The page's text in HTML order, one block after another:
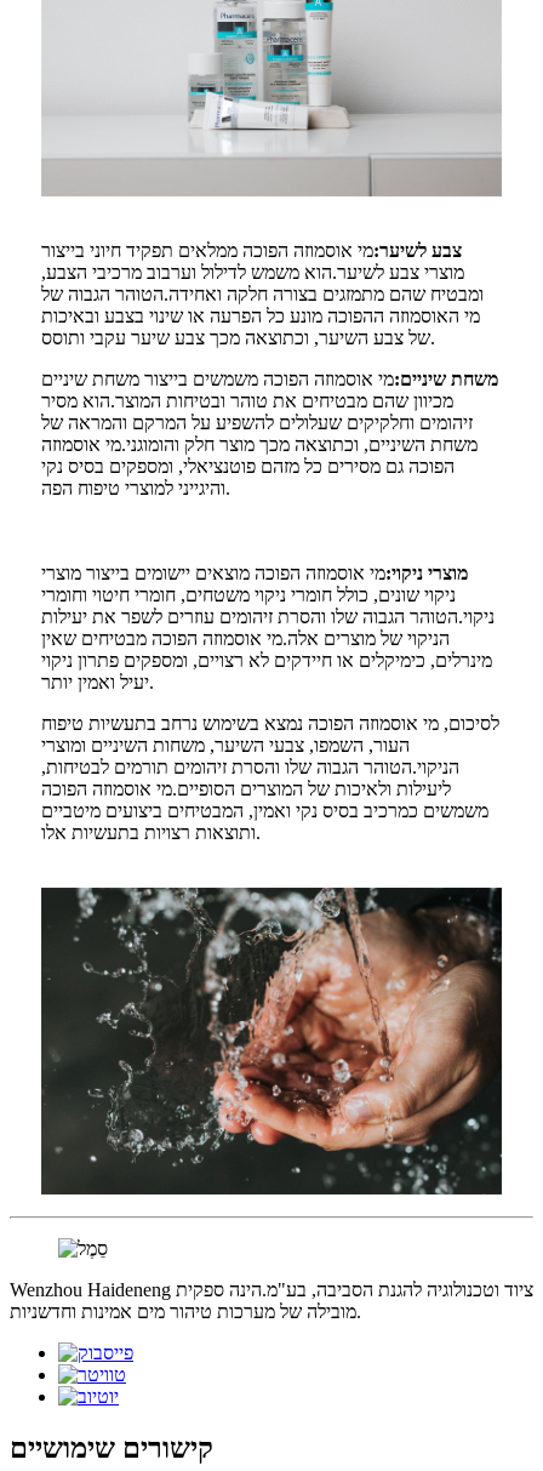
צבע לשיער:מי אוסמוזה הפוכה ממלאים תפקיד חיוני בייצור
מוצרי צבע לשיער.הוא משמש לדילול וערבוב מרכיבי הצבע,
ומבטיח שהם מתמזגים בצורה חלקה ואחידה.הטוהר הגבוה של
מי האוסמוזה ההפוכה מונע כל הפרעה או שינוי בצבע ובאיכות
של צבע השיער, וכתוצאה מכך צבע שיער עקבי ותוסס.
משחת שיניים:מי אוסמוזה הפוכה משמשים בייצור משחת שיניים
מכיוון שהם מבטיחים את טוהר ובטיחות המוצר.הוא מסיר
זיהומים וחלקיקים שעלולים להשפיע על המרקם והמראה של
משחת השיניים, וכתוצאה מכך מוצר חלק והומוגני.מי אוסמוזה
הפוכה גם מסירים כל מזהם פוטנציאלי, ומספקים בסיס נקי
והיגייני למוצרי טיפוח הפה.
מוצרי ניקוי:מי אוסמוזה הפוכה מוצאים יישומים בייצור מוצרי
ניקוי שונים, כולל חומרי ניקוי משטחים, חומרי חיטוי וחומרי
ניקוי.הטוהר הגבוה שלו והסרת זיהומים עוזרים לשפר את יעילות
הניקוי של מוצרים אלה.מי אוסמוזה הפוכה מבטיחים שאין
מינרלים, כימיקלים או חיידקים לא רצויים, ומספקים פתרון ניקוי
יעיל ואמין יותר.
לסיכום, מי אוסמוזה הפוכה נמצא בשימוש נרחב בתעשיות טיפוח
העור, השמפו, צבעי השיער, משחות השיניים ומוצרי
הניקוי.הטוהר הגבוה שלו והסרת זיהומים תורמים לבטיחות,
ליעילות ולאיכות של המוצרים הסופיים.מי אוסמוזה הפוכה
משמשים כמרכיב בסיס נקי ואמין, המבטיחים ביצועים מיטביים
ותוצאות רצויות בתעשיות אלו.
Wenzhou Haideneng ציוד וטכנולוגיה להגנת הסביבה, בע"מ.הינה ספקית
מובילה של מערכות טיהור מים אמינות וחדשניות.
קישורים שימושיים